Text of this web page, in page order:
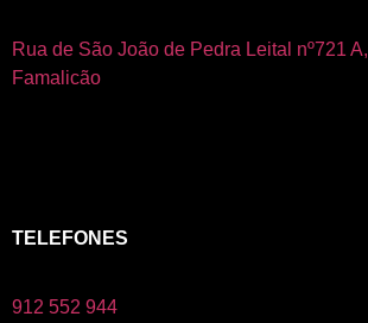
Rua de São João de Pedra Leital nº721 A,
Famalicão
TELEFONES
912 552 944